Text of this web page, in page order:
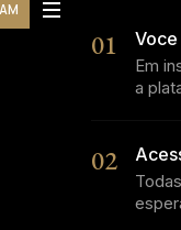
01
Em
a
02